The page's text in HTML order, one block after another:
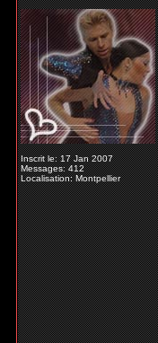
Inscrit le: 17 Jan 2007
Messages: 412
Localisation: Montpellier